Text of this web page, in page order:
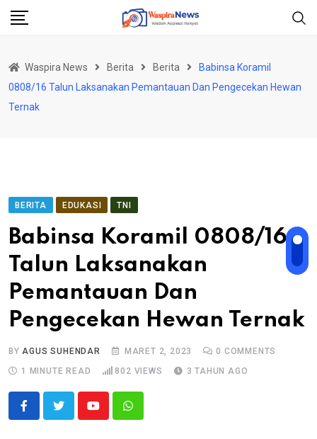
Skip
Waspira News Berita Berita
Babinsa Koramil
0808/16 Talun Laksanakan Pemantauan Dan Pengecekan Hewan
Ternak
BERITA EDUKASI TNI
Babinsa Koramil 0808/16
Talun Laksanakan
Pemantauan Dan
Pengecekan Hewan Ternak
BYAGUS SUHENDAR MARET 2, 2023 0 COMMENTS
1 MINUTE READ
802 VIEWS 3 TAHUN AGO
YoutubeWhatsapp